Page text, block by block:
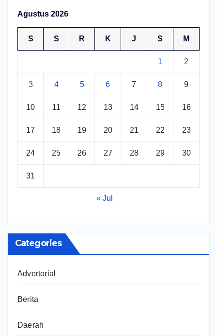
Agustus 2026
S S R K J S M
1 2
3 4 5 6 7 8 9
10 11 12 13 14 15 16
17 18 19 20 21 22 23
24 25 26 27 28 29 30
31
« Jul
Categories
Advertorial
Berita
Daerah